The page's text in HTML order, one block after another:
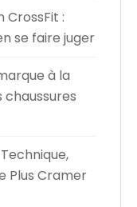
:
se faire juger
à la
Plus Cramer